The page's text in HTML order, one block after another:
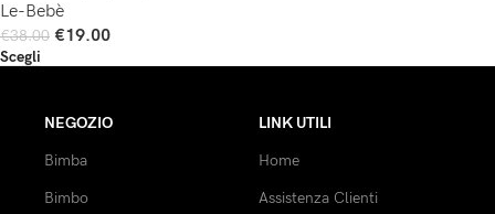
Le-Bebè
€38.00 €19.00
Scegli
NEGOZIO
Bimba
Bimbo
LINK UTILI
Home
Assistenza Clienti